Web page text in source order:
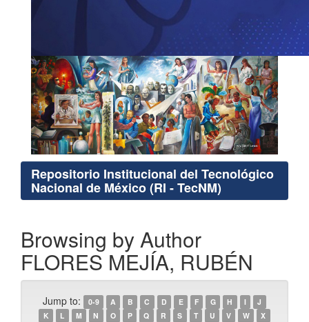
Repositorio Institucional del Tecnológico
Nacional de México (RI - TecNM)
Browsing by Author
FLORES MEJÍA, RUBÉN
Jump to: 0-9 A B C D E F G H I
J
K
L M N O P Q R S T U V W
X